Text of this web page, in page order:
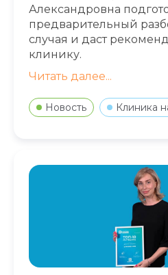
Александровна
предварительный
случая и даст
клинику.
Читать далее...
Новость Клиника